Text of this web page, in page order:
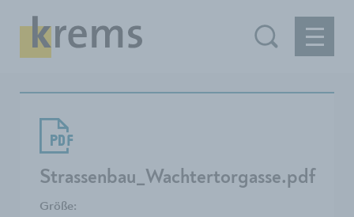
Strassenbau_Wachtertorgasse.pdf
Größe: